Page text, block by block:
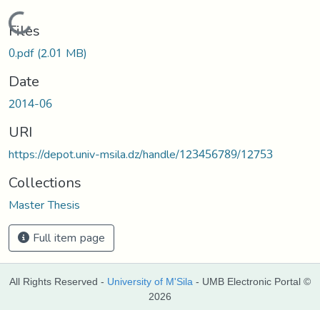
Loading...
Files
0.pdf(2.01 MB)
Date
2014-06
URI
https://depot.univ-msila.dz/handle/123456789/12753
Collections
Master Thesis
Full item page
All Rights Reserved - University of M'Sila - UMB Electronic Portal ©
2026